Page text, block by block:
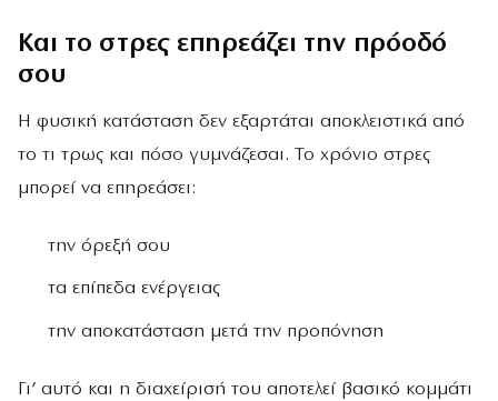
Και το στρες επηρεάζει την πρόοδό
σου
Η φυσική κατάσταση δεν εξαρτάται αποκλειστικά από
το τι τρως και πόσο γυμνάζεσαι. Το χρόνιο στρες
μπορεί να επηρεάσει:
την όρεξή σου
τα επίπεδα ενέργειας
την αποκατάσταση μετά την προπόνηση
Γι’ αυτό και η διαχείρισή του αποτελεί βασικό κομμάτι